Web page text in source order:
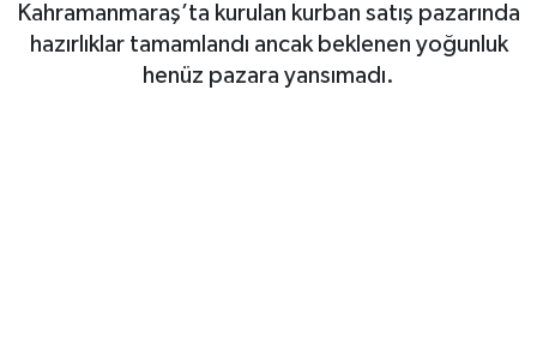
Kahramanmaraş’ta kurulan kurban satış pazarında
hazırlıklar tamamlandı ancak beklenen yoğunluk
henüz pazara yansımadı.
Haberde İnsan